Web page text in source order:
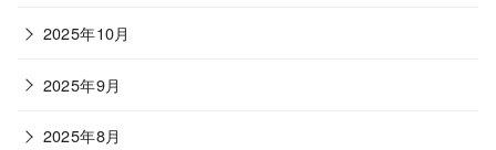
2025年10月
2025年9月
2025年8月